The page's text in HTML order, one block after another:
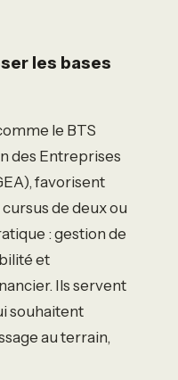
les bases
le BTS
des Entreprises
favorisent
de deux ou
: gestion de
et
Ils servent
souhaitent
au terrain,